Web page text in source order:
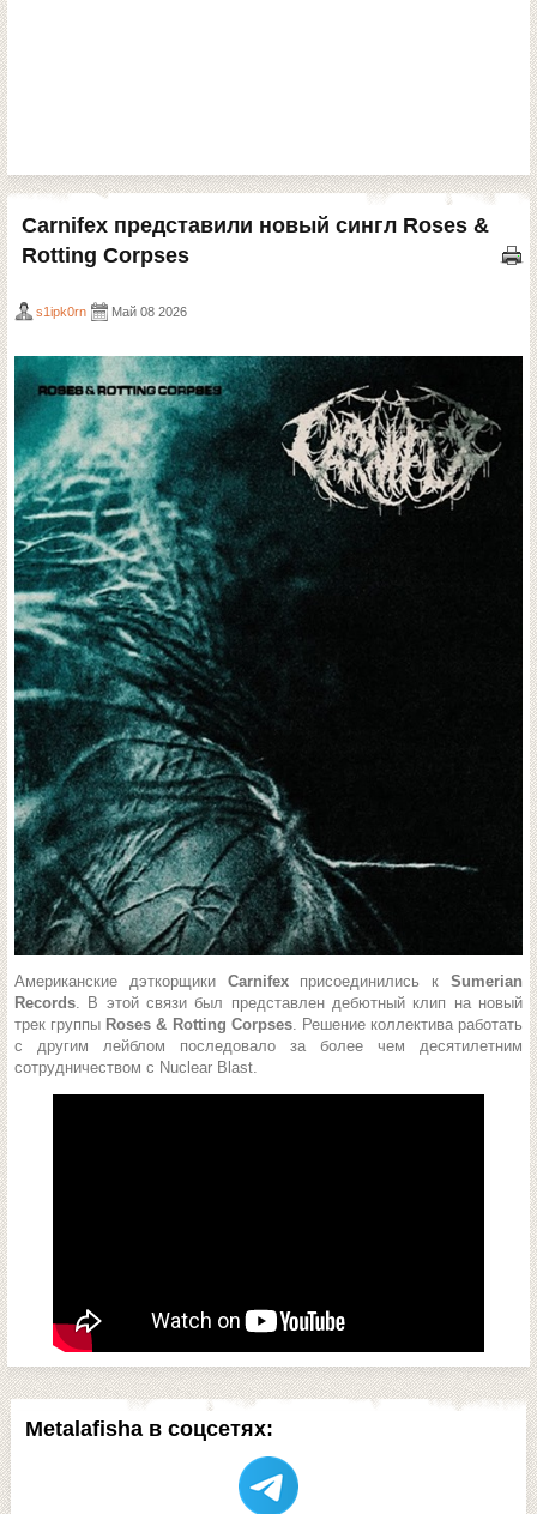
Metalafisha в соцсетях:
Сarnifex представили новый сингл Roses &
Rotting Corpses
s1ipk0rn Май 08 2026
Американские дэткорщики Carnifex присоединились кSumerian
Records. В этой связи был представлен дебютный клип на новый
трек группы Roses & Rotting Corpses. Решение коллектива работать
с другим лейблом последовало за более чем десятилетним
сотрудничеством с Nuclear Blast.